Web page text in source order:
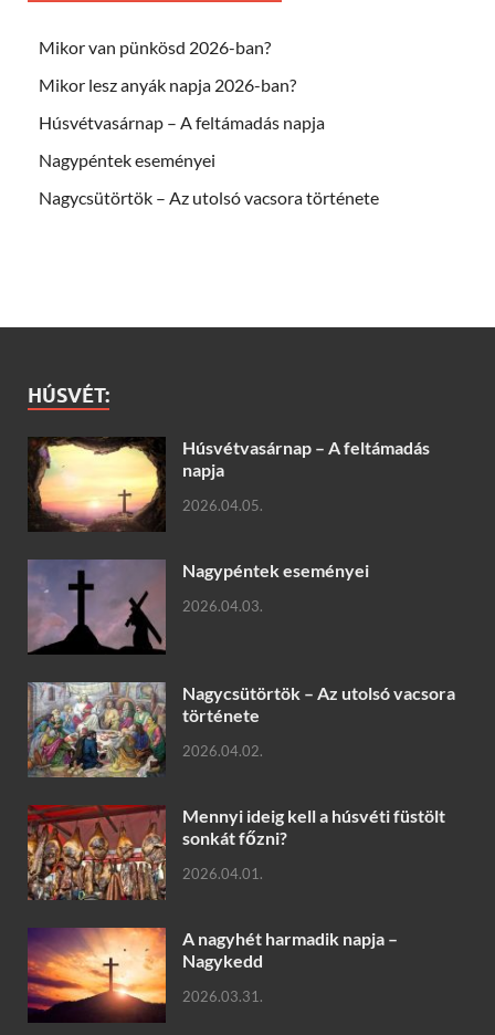
Mikor van pünkösd 2026-ban?
Mikor lesz anyák napja 2026-ban?
Húsvétvasárnap – A feltámadás napja
Nagypéntek eseményei
Nagycsütörtök – Az utolsó vacsora története
HÚSVÉT:
Húsvétvasárnap – A feltámadás
napja
2026.04.05.
Nagypéntek eseményei
2026.04.03.
Nagycsütörtök – Az utolsó vacsora
története
2026.04.02.
Mennyi ideig kell a húsvéti füstölt
sonkát főzni?
2026.04.01.
A nagyhét harmadik napja –
Nagykedd
2026.03.31.